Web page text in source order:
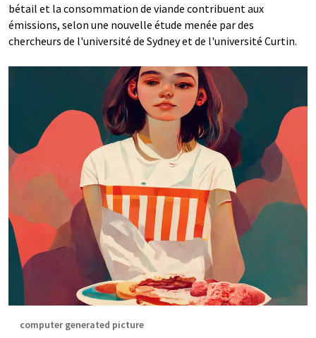
bétail et la consommation de viande contribuent aux
émissions, selon une nouvelle étude menée par des
chercheurs de l'université de Sydney et de l'université Curtin.
computer generated picture